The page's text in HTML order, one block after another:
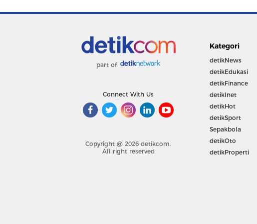
part of
Connect With Us
Copyright @ 2026 detikcom.
All right reserved
Kategori
detikNews
detikEdukasi
detikFinance
detikInet
detikHot
detikSport
Sepakbola
detikOto
detikProperti